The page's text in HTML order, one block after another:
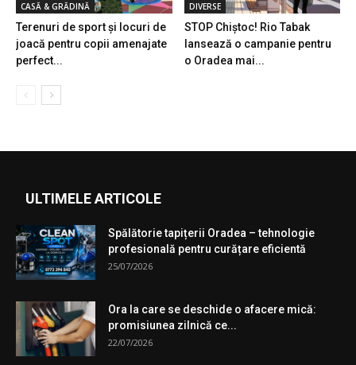
CASĂ & GRĂDINĂ
Terenuri de sport şi locuri de
joacă pentru copii amenajate
perfect...
DIVERSE
STOP Chiștoc! Rio Tabak
lansează o campanie pentru
o Oradea mai...
ULTIMELE ARTICOLE
Spălătorie tapițerii Oradea – tehnologie
profesională pentru curățare eficientă
25/07/2026
Ora la care se deschide o afacere mică:
promisiunea zilnică ce...
22/07/2026